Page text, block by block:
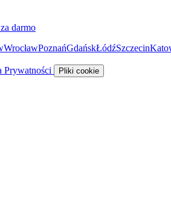
darmo
WrocławPoznańGdańskŁódźSzczecin
Prywatności Pliki cookie